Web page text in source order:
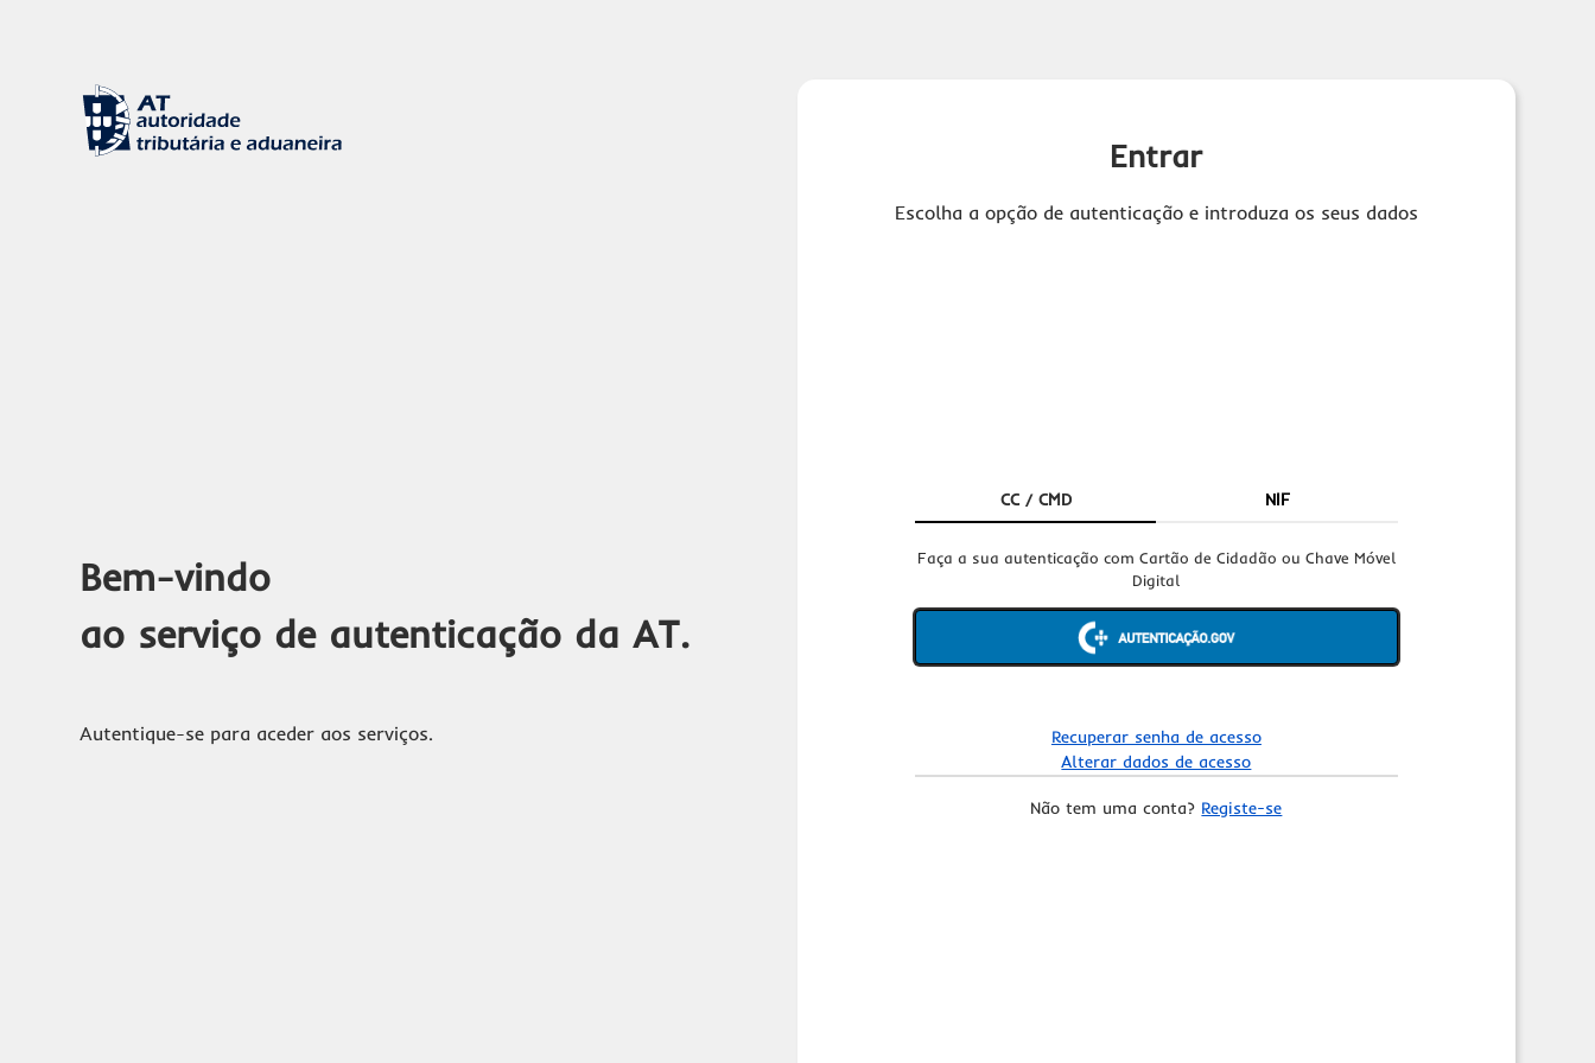
Bem-vindo
ao serviço de autenticação da AT.
Autentique-se para aceder aos serviços.
Entrar
Escolha a opção de autenticação e introduza os seus dados
CC / CMD NIF
Faça a sua autenticação com Cartão de Cidadão ou Chave Móvel
Digital
Recuperar senha de acesso
Alterar dados de acesso
Não tem uma conta? Registe-se